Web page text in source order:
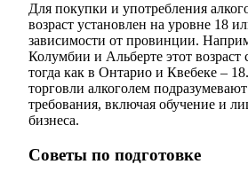
Для покупки и употребления
возраст установлен на уровне 18
зависимости от провинции.
Колумбии и Альберте этот возраст
тогда как в Онтарио и Квебеке –
торговли алкоголем
требования, включая обучение и
бизнеса.
Советы по подготовке